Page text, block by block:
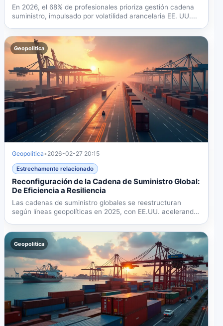
En 2026, el 68% de profesionales prioriza gestión cadena
suministro, impulsado por volatilidad arancelaria EE. UU....
Geopolitica
Geopolitica• 2026-02-27 20:15
Estrechamente relacionado
Reconfiguración de la Cadena de Suministro Global:
De Eficiencia a Resiliencia
Las cadenas de suministro globales se reestructuran
según líneas geopolíticas en 2025, con EE.UU. acelerando
Geopolitica